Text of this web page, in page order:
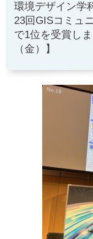
環境デザイン学
23回GISコミュ
で1位を受賞し
（金）】